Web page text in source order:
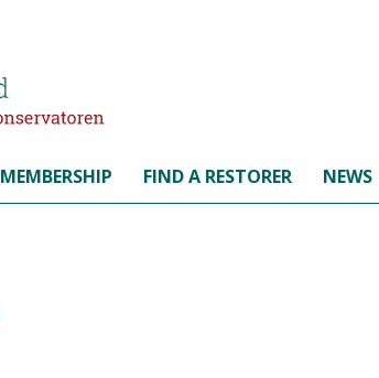
MEMBERSHIP FIND A RESTORER NEWS